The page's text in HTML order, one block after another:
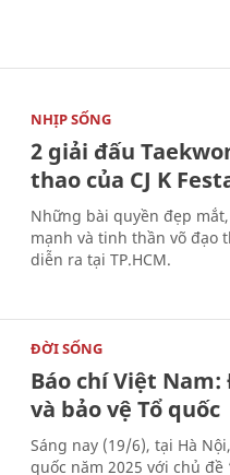
NHỊP SỐNG
2 giải đấu
thao của CJ K
Những bài quyền đẹp
mạnh và tinh thần võ đạo
diễn ra tại TP.HCM.
ĐỜI SỐNG
Báo chí Việt
và bảo vệ Tổ quốc
Sáng nay (19/6), tại Hà
quốc năm 2025 với chủ đề